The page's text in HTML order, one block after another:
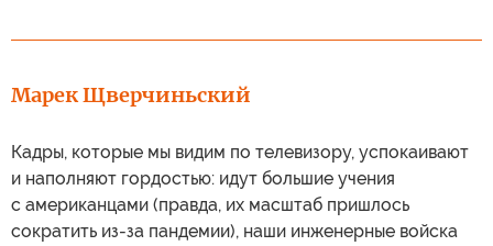
Марек Щверчиньский
Кадры, которые мы видим по телевизору, успокаивают
и наполняют гордостью: идут большие учения
с американцами (правда, их масштаб пришлось
сократить из-за пандемии), наши инженерные войска